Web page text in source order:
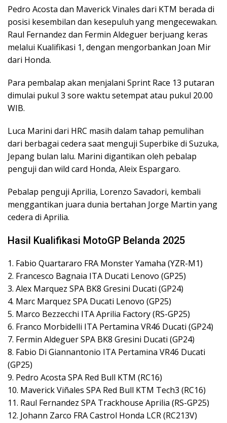
Pedro Acosta dan Maverick Vinales dari KTM berada di
posisi kesembilan dan kesepuluh yang mengecewakan.
Raul Fernandez dan Fermin Aldeguer berjuang keras
melalui Kualifikasi 1, dengan mengorbankan Joan Mir
dari Honda.
Para pembalap akan menjalani Sprint Race 13 putaran
dimulai pukul 3 sore waktu setempat atau pukul 20.00
WIB.
Luca Marini dari HRC masih dalam tahap pemulihan
dari berbagai cedera saat menguji Superbike di Suzuka,
Jepang bulan lalu. Marini digantikan oleh pebalap
penguji dan wild card Honda, Aleix Espargaro.
Pebalap penguji Aprilia, Lorenzo Savadori, kembali
menggantikan juara dunia bertahan Jorge Martin yang
cedera di Aprilia.
Hasil Kualifikasi MotoGP Belanda 2025
1. Fabio Quartararo FRA Monster Yamaha (YZR-M1)
2. Francesco Bagnaia ITA Ducati Lenovo (GP25)
3. Alex Marquez SPA BK8 Gresini Ducati (GP24)
4. Marc Marquez SPA Ducati Lenovo (GP25)
5. Marco Bezzecchi ITA Aprilia Factory (RS-GP25)
6. Franco Morbidelli ITA Pertamina VR46 Ducati (GP24)
7. Fermin Aldeguer SPA BK8 Gresini Ducati (GP24)
8. Fabio Di Giannantonio ITA Pertamina VR46 Ducati
(GP25)
9. Pedro Acosta SPA Red Bull KTM (RC16)
10. Maverick Viñales SPA Red Bull KTM Tech3 (RC16)
11. Raul Fernandez SPA Trackhouse Aprilia (RS-GP25)
12. Johann Zarco FRA Castrol Honda LCR (RC213V)